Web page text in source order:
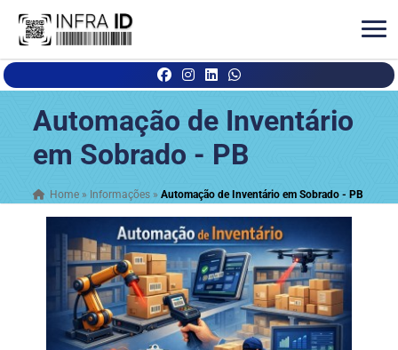
Automação de Inventário
em Sobrado - PB
Home » Informações »Automação de Inventário em Sobrado - PB